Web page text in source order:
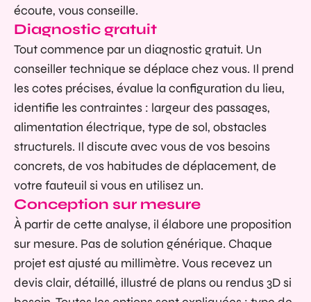
écoute, vous conseille.
Diagnostic gratuit
Tout commence par un diagnostic gratuit. Un
conseiller technique se déplace chez vous. Il prend
les cotes précises, évalue la configuration du lieu,
identifie les contraintes : largeur des passages,
alimentation électrique, type de sol, obstacles
structurels. Il discute avec vous de vos besoins
concrets, de vos habitudes de déplacement, de
votre fauteuil si vous en utilisez un.
Conception sur mesure
À partir de cette analyse, il élabore une proposition
sur mesure. Pas de solution générique. Chaque
projet est ajusté au millimètre. Vous recevez un
devis clair, détaillé, illustré de plans ou rendus 3D si